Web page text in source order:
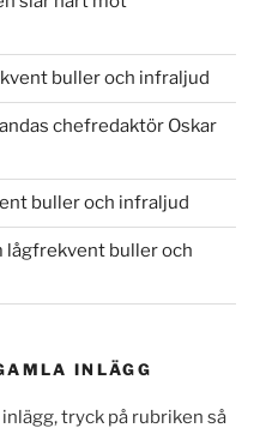
buller och infraljud
chefredaktör Oskar
buller och infraljud
lågfrekvent buller och
INLÄGG
tryck på rubriken så